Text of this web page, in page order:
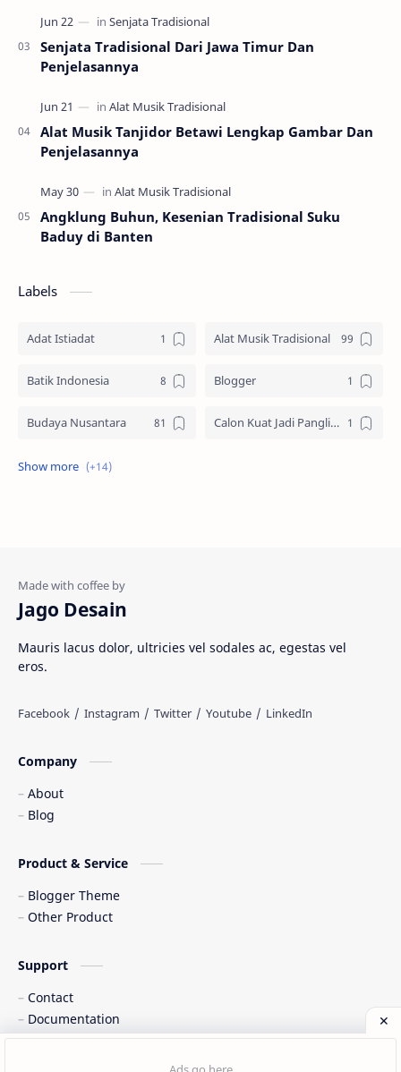
Post a Comment
Senjata Tradisional Dari Jawa Timur Dan
Penjelasannya
Alat Musik Tanjidor Betawi Lengkap Gambar Dan
Penjelasannya
Angklung Buhun, Kesenian Tradisional Suku
Baduy di Banten
Labels
Adat Istiadat Alat Musik Tradisional
Batik Indonesia Blogger
Budaya Nusantara Calon Kuat Jadi Panglima TNI
Jasa website
Rumah Adat
Tarian Tradisional
Web freelancer Wisata Indonesia
Jago Desain
Mauris lacus dolor, ultricies vel sodales ac, egestas vel
eros.
Company
About
Blog
Product & Service
Blogger Theme
Other Product
Support
Contact
Documentation
. All rights reserved.